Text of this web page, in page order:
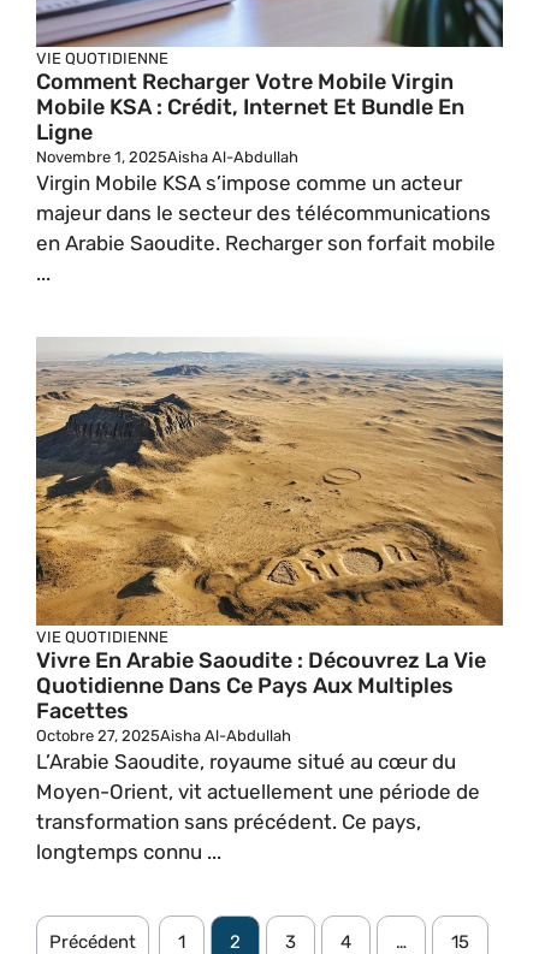
VIE QUOTIDIENNE
Comment Recharger Votre Mobile Virgin
Mobile KSA : Crédit, Internet Et Bundle En
Ligne
Novembre 1, 2025Aisha Al-Abdullah
Virgin Mobile KSA s’impose comme un acteur
majeur dans le secteur des télécommunications
en Arabie Saoudite. Recharger son forfait mobile
...
VIE QUOTIDIENNE
Vivre En Arabie Saoudite : Découvrez La Vie
Quotidienne Dans Ce Pays Aux Multiples
Facettes
Octobre 27, 2025Aisha Al-Abdullah
L’Arabie Saoudite, royaume situé au cœur du
Moyen-Orient, vit actuellement une période de
transformation sans précédent. Ce pays,
longtemps connu ...
Précédent 1 2 3 4 … 15